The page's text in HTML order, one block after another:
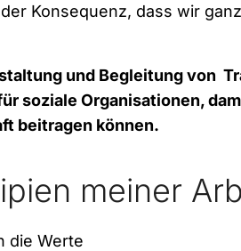
Konsequenz, dass wir
und Begleitung von
soziale Organisationen,
beitragen können.
meiner
die Werte